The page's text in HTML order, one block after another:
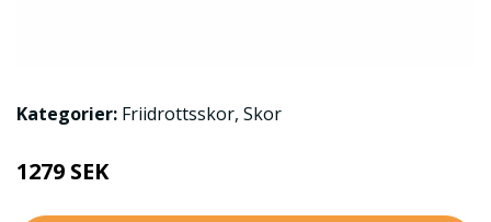
Kategorier: Friidrottsskor, Skor
1279 SEK